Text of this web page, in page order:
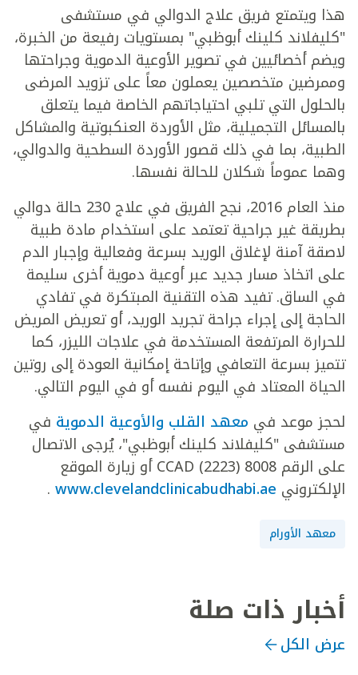
هذا ويتمتع فريق علاج الدوالي في مستشفى
"كليفلاند كلينك أبوظبي" بمستويات رفيعة من الخبرة،
ويضم أخصائيين في تصوير الأوعية الدموية وجراحتها
وممرضين متخصصين يعملون معاً على تزويد المرضى
بالحلول التي تلبي احتياجاتهم الخاصة فيما يتعلق
بالمسائل التجميلية، مثل الأوردة العنكبوتية والمشاكل
الطبية، بما في ذلك قصور الأوردة السطحية والدوالي،
وهما عموماً شكلان للحالة نفسها.
منذ العام 2016، نجح الفريق في علاج 230 حالة دوالي
بطريقة غير جراحية تعتمد على استخدام مادة طبية
لاصقة آمنة لإغلاق الوريد بسرعة وفعالية وإجبار الدم
على اتخاذ مسار جديد عبر أوعية دموية أخرى سليمة
في الساق. تفيد هذه التقنية المبتكرة في تفادي
الحاجة إلى إجراء جراحة تجريد الوريد، أو تعريض المريض
للحرارة المرتفعة المستخدمة في علاجات الليزر، كما
تتميز بسرعة التعافي وإتاحة إمكانية العودة إلى روتين
الحياة المعتاد في اليوم نفسه أو في اليوم التالي.
لحجز موعد في معهد القلب والأوعية الدموية في
مستشفى "كليفلاند كلينك أبوظبي"، يُرجى الاتصال
على الرقم 8008 CCAD (2223) أو زيارة الموقع
الإلكتروني
.
معهد الأورام
أخبار ذات صلة
عرض الكل